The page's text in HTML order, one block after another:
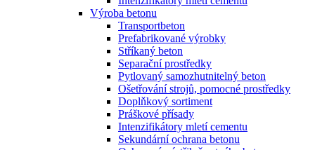
Výroba betonu
Transportbeton
Prefabrikované výrobky
Stříkaný beton
Separační prostředky
Pytlovaný samozhutnitelný beton
Ošetřování strojů, pomocné prostředky
Doplňkový sortiment
Práškové přísady
Intenzifikátory mletí cementu
Sekundární ochrana betonu